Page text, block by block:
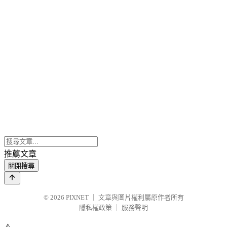
推薦文章
關閉搜尋
© 2026 PIXNET
文章與圖片權利屬原作者所有
隱私權政策
服務聲明